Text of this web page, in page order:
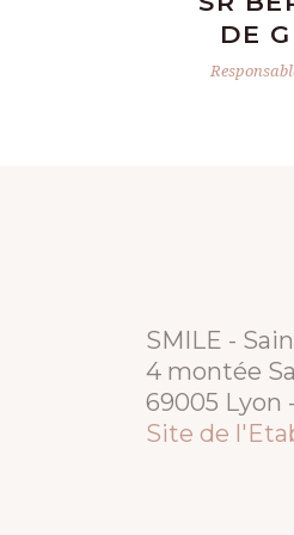
DE
SMILE -
4 montée
69005 Lyon
Site de